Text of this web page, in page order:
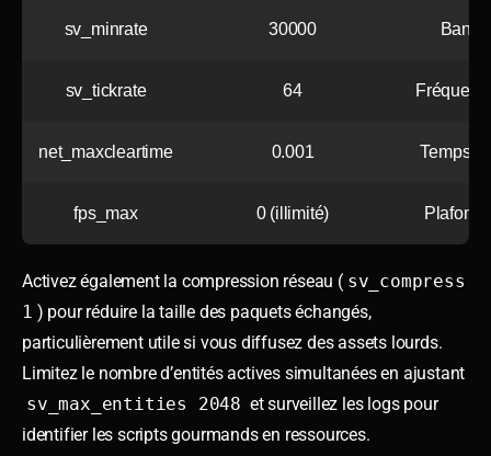
sv_minrate 30000
sv_tickrate 64
net_maxcleartime 0.001 Temps
fps_max 0 (illimité) Plafond
Activez également la compression réseau ( sv_compress
1 ) pour réduire la taille des paquets échangés,
particulièrement utile si vous diffusez des assets lourds.
Limitez le nombre d’entités actives simultanées en ajustant
sv_max_entities 2048 et surveillez les logs pour
identifier les scripts gourmands en ressources.